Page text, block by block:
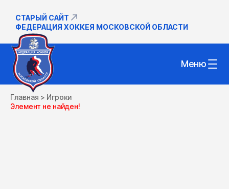
СТАРЫЙ САЙТ
ФЕДЕРАЦИЯ ХОККЕЯ МОСКОВСКОЙ ОБЛАСТИ
Меню
Главная > Игроки
Элемент не найден!